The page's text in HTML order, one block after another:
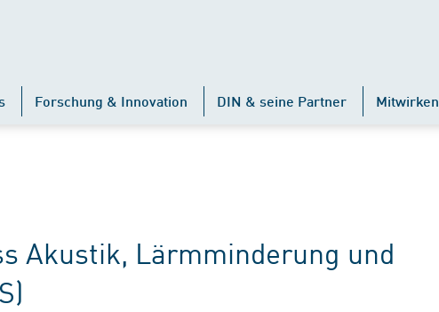
Forschung & Innovation DIN & seine Partner Mitwirken
Akustik, Lärmminderung und